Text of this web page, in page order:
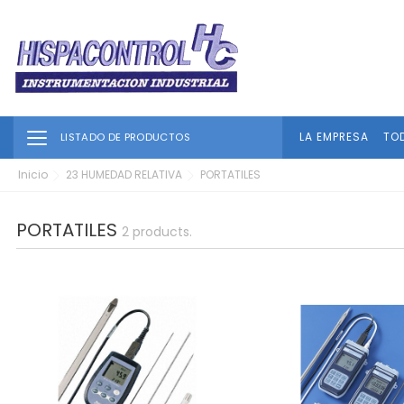
Toggle navigation
LISTADO DE PRODUCTOS LA EMPRESA
Inicio 23 HUMEDAD RELATIVA PORTATILES
PORTATILES 2 products.